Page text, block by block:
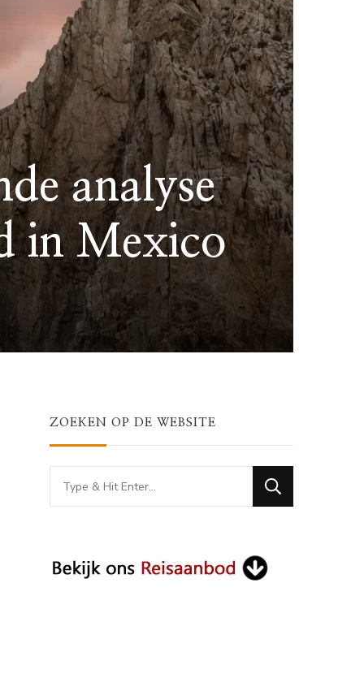
analyse
in Mexico
ZOEKEN OP DE WEBSITE
Looking
for